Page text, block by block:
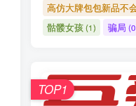
高仿大牌包包新品不
骷髅女孩(1) 骗局
TOP1